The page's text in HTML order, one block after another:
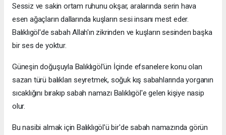
Sessiz ve sakin ortam ruhunu okşar, aralarında serin hava
esen ağaçların dallarında kuşların sesi insanı mest eder.
Balıklıgöl'de sabah Allah'ın zikrinden ve kuşların sesinden başka
bir ses de yoktur.
Güneşin doğuşuyla Balıklıgöl'ün İçinde efsanelere konu olan
sazan türü balıkları seyretmek, soğuk kış sabahlarında yorganın
sıcaklığını bırakıp sabah namazı Balıklıgöl'e gelen kişiye nasip
olur.
Bu nasibi almak için Balıklıgöl'ü bir'de sabah namazında görün